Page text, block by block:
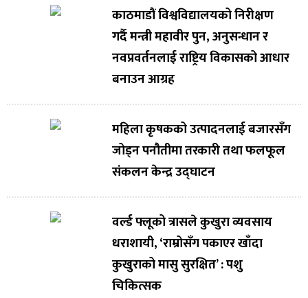
काठमाडौं विश्वविद्यालयको निरीक्षण
गर्दै मन्त्री महावीर पुन, अनुसन्धान र
नवप्रवर्तनलाई राष्ट्रिय विकासको आधार
बनाउन आग्रह
महिला कृषकको उत्पादनलाई बजारसँग
जोड्न पनौतीमा तरकारी तथा फलफूल
संकलन केन्द्र उद्घाटन
वर्ल्ड फ्लूको त्रासले कुखुरा व्यवसाय
धराशायी, ‘राम्रोसँग पकाएर खाँदा
कुखुराको मासु सुरक्षित’ : पशु
चिकित्सक